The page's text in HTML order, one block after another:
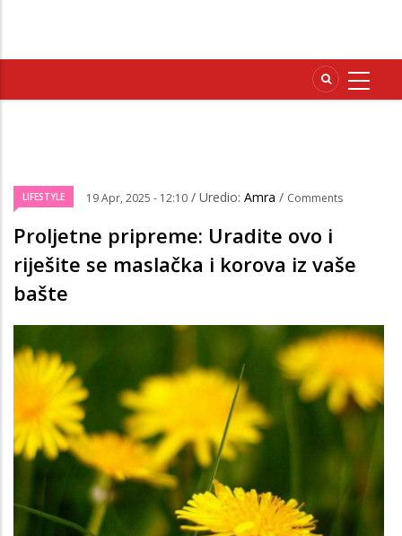
LIFESTYLE 19 Apr, 2025 - 12:10 / Uredio: Amra / Comments
Proljetne pripreme: Uradite ovo i
riješite se maslačka i korova iz vaše
bašte